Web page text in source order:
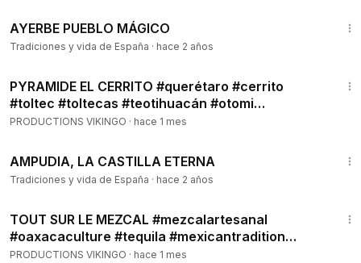
AYERBE PUEBLO MÁGICO
Tradiciones y vida de España · hace 2 años
PYRAMIDE EL CERRITO #querétaro #cerrito
#toltec #toltecas #teotihuacán #otomi
#purépecha #mexique
PRODUCTIONS VIKINGO · hace 1 mes
AMPUDIA, LA CASTILLA ETERNA
Tradiciones y vida de España · hace 2 años
TOUT SUR LE MEZCAL #mezcalartesanal
#oaxacaculture #tequila #mexicantradition
#gusano #mexicanos
PRODUCTIONS VIKINGO · hace 1 mes